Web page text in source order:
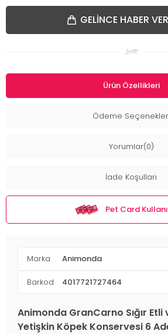
GELINCE HABER VER
Ürün Özellikleri
Ödeme
Yorumlar(0)
İade Koşulları
Pet Card
Marka Animonda
Barkod 4017721727464
Animonda GranCarno Sığır Etli
Yetişkin Köpek Konservesi 6